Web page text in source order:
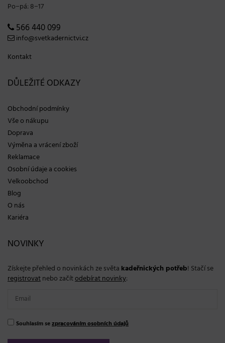
Po−pá: 8−17
566 440 099
info@svetkadernictvi.cz
Kontakt
DŮLEŽITÉ ODKAZY
Obchodní podmínky
Vše o nákupu
Doprava
Výměna a vrácení zboží
Reklamace
Osobní údaje a cookies
Velkoobchod
Blog
O nás
Kariéra
NOVINKY
Získejte přehled o novinkách ze světa kadeřnických potřeb! Stačí se
registrovatnebo začítodebírat novinky:
Souhlasím sezpracováním osobních údajů